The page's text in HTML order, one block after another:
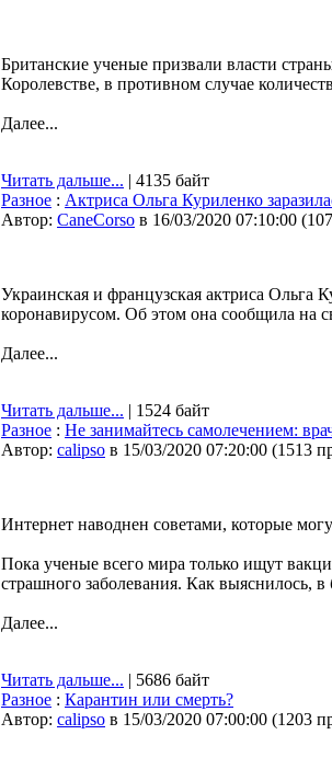
Британские ученые призвали власти
Королевстве, в противном случае
Далее...
Читать дальше... | 4135 байт
Разное : Актриса Ольга Куриленко
Автор: CaneCorso в 16/03/2020 07:10:00 (
Украинская и французская актриса
коронавирусом. Об этом она сообщила на
Далее...
Читать дальше... | 1524 байт
Разное : Не занимайтесь самолечением:
Автор: calipso в 15/03/2020 07:20:00 (1513
Интернет наводнен советами, которые
Пока ученые всего мира только ищут
страшного заболевания. Как выяснилось,
Далее...
Читать дальше... | 5686 байт
Разное : Карантин или смерть?
Автор: calipso в 15/03/2020 07:00:00 (1203